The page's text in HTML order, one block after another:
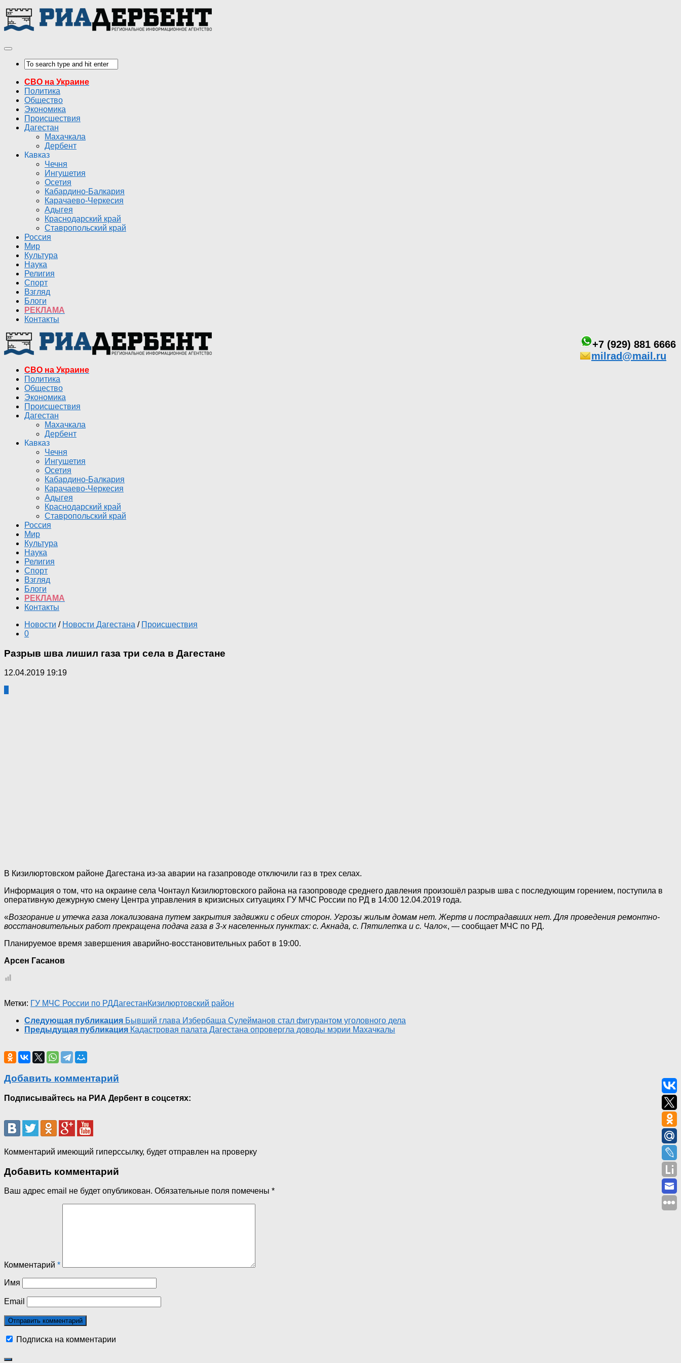
СВО на Украине
Политика
Общество
Экономика
Происшествия
Дагестан
Махачкала
Дербент
Кавказ
Чечня
Ингушетия
Осетия
Кабардино-Балкария
Карачаево-Черкесия
Адыгея
Краснодарский край
Ставропольский край
Россия
Мир
Культура
Наука
Религия
Спорт
Взгляд
Блоги
РЕКЛАМА
Контакты
+7 (929) 881 6666
milrad@mail.ru
СВО на Украине
Политика
Общество
Экономика
Происшествия
Дагестан
Махачкала
Дербент
Кавказ
Чечня
Ингушетия
Осетия
Кабардино-Балкария
Карачаево-Черкесия
Адыгея
Краснодарский край
Ставропольский край
Россия
Мир
Культура
Наука
Религия
Спорт
Взгляд
Блоги
РЕКЛАМА
Контакты
Новости / Новости Дагестана / Происшествия
0
Разрыв шва лишил газа три села в Дагестане
12.04.2019 19:19
В Кизилюртовском районе Дагестана из-за аварии на газапроводе отключили газ в трех селах.
Информация о том, что на окраине села Чонтаул Кизилюртовского района на газопроводе среднего давления произошёл разрыв шва с последующим горением, поступила в
оперативную дежурную смену Центра управления в кризисных ситуациях ГУ МЧС России по РД в 14:00 12.04.2019 года.
«Возгорание и утечка газа локализована путем закрытия задвижки с обеих сторон. Угрозы жилым домам нет. Жертв и пострадавших нет. Для проведения ремонтно-
восстановительных работ прекращена подача газа в 3-х населенных пунктах: с. Акнада, с. Пятилетка и с. Чало«, — сообщает МЧС по РД.
Планируемое время завершения аварийно-восстановительных работ в 19:00.
Арсен Гасанов
Метки: ГУ МЧС России по РДДагестанКизилюртовский район
Следующая публикация Бывший глава Избербаша Сулейманов стал фигурантом уголовного дела
Предыдущая публикация Кадастровая палата Дагестана опровергла доводы мэрии Махачкалы
Добавить комментарий
Подписывайтесь на РИА Дербент в соцсетях:
Комментарий имеющий гиперссылку, будет отправлен на проверку
Добавить комментарий
Ваш адрес email не будет опубликован. Обязательные поля помечены *
Комментарий *
Имя
Email
Подписка на комментарии